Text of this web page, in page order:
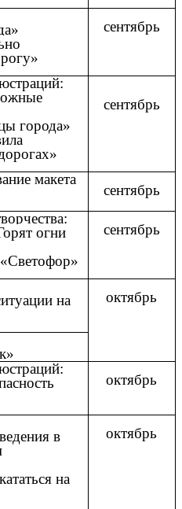
»
»
сентябрь
города»
сентябрь
макета
сентябрь
огни
сентябрь
на
октябрь
октябрь
в
на
октябрь